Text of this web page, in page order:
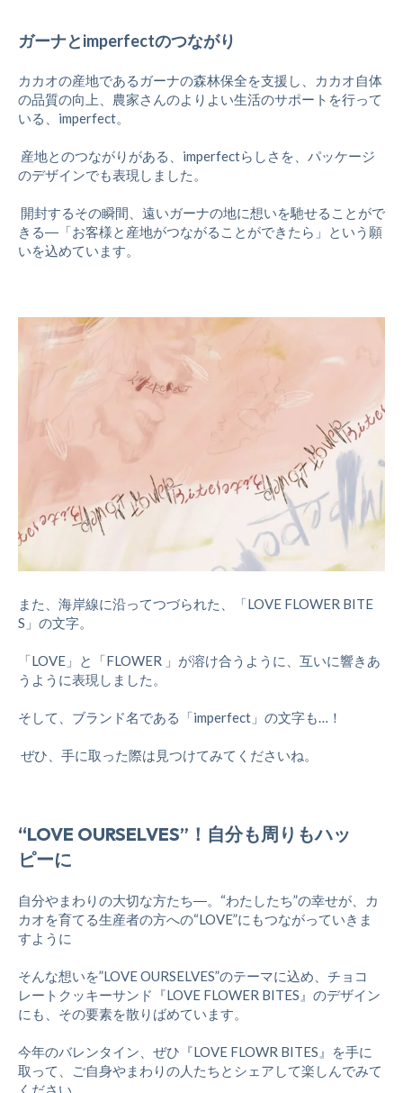
ガーナとimperfectのつながり
カカオの産地であるガーナの森林保全を支援し、カカオ自体
の品質の向上、農家さんのよりよい生活のサポートを行って
いる、imperfect。
産地とのつながりがある、imperfectらしさを、パッケージ
のデザインでも表現しました。
開封するその瞬間、遠いガーナの地に想いを馳せることがで
きる―「お客様と産地がつながることができたら」という願
いを込めています。
また、海岸線に沿ってつづられた、「LOVE FLOWER BITE
S」の文字。
「LOVE」と「FLOWER 」が溶け合うように、互いに響きあ
うように表現しました。
そして、ブランド名である「imperfect」の文字も…！
ぜひ、手に取った際は見つけてみてくださいね。
“LOVE OURSELVES” ！自分も周りもハッ
ピーに
自分やまわりの大切な方たち―。“わたしたち”の幸せが、カ
カオを育てる生産者の方への“LOVE”にもつながっていきま
すように
そんな想いを”LOVE OURSELVES”のテーマに込め、チョコ
レートクッキーサンド『LOVE FLOWER BITES』のデザイン
にも、その要素を散りばめています。
今年のバレンタイン、ぜひ『LOVE FLOWR BITES』を手に
取って、ご自身やまわりの人たちとシェアして楽しんでみて
ください。